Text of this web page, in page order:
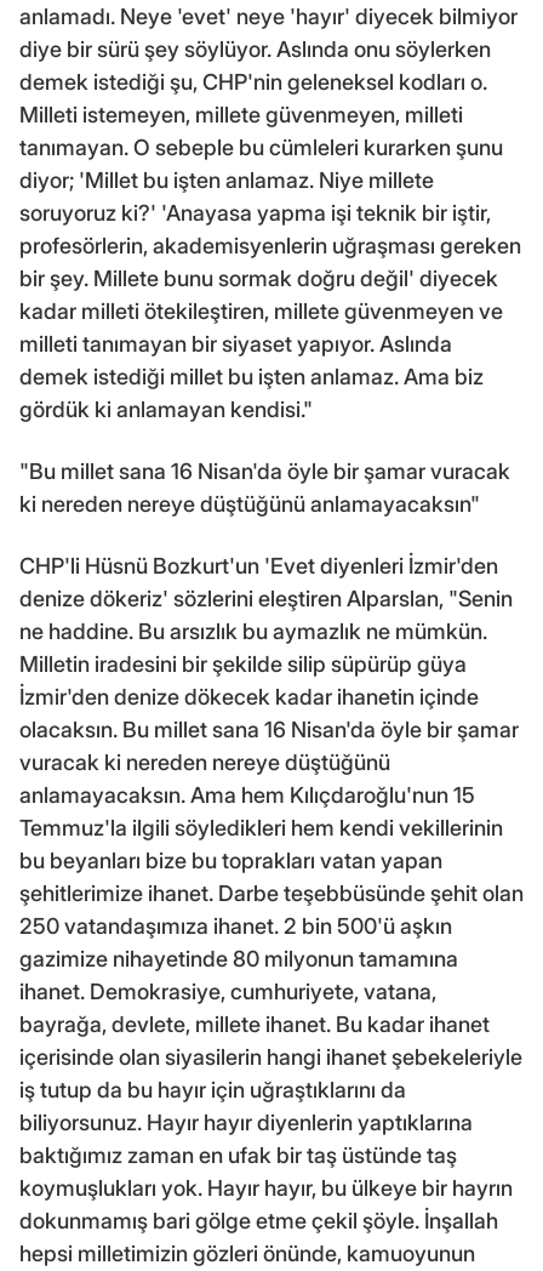
anlamadı. Neye 'evet' neye 'hayır' diyecek bilmiyor
diye bir sürü şey söylüyor. Aslında onu söylerken
demek istediği şu, CHP'nin geleneksel kodları o.
Milleti istemeyen, millete güvenmeyen, milleti
tanımayan. O sebeple bu cümleleri kurarken şunu
diyor; 'Millet bu işten anlamaz. Niye millete
soruyoruz ki?' 'Anayasa yapma işi teknik bir iştir,
profesörlerin, akademisyenlerin uğraşması gereken
bir şey. Millete bunu sormak doğru değil' diyecek
kadar milleti ötekileştiren, millete güvenmeyen ve
milleti tanımayan bir siyaset yapıyor. Aslında
demek istediği millet bu işten anlamaz. Ama biz
gördük ki anlamayan kendisi."
"Bu millet sana 16 Nisan'da öyle bir şamar vuracak
ki nereden nereye düştüğünü anlamayacaksın"
CHP'li Hüsnü Bozkurt'un 'Evet diyenleri İzmir'den
denize dökeriz' sözlerini eleştiren Alparslan, "Senin
ne haddine. Bu arsızlık bu aymazlık ne mümkün.
Milletin iradesini bir şekilde silip süpürüp güya
İzmir'den denize dökecek kadar ihanetin içinde
olacaksın. Bu millet sana 16 Nisan'da öyle bir şamar
vuracak ki nereden nereye düştüğünü
anlamayacaksın. Ama hem Kılıçdaroğlu'nun 15
Temmuz'la ilgili söyledikleri hem kendi vekillerinin
bu beyanları bize bu toprakları vatan yapan
şehitlerimize ihanet. Darbe teşebbüsünde şehit olan
250 vatandaşımıza ihanet. 2 bin 500'ü aşkın
gazimize nihayetinde 80 milyonun tamamına
ihanet. Demokrasiye, cumhuriyete, vatana,
bayrağa, devlete, millete ihanet. Bu kadar ihanet
içerisinde olan siyasilerin hangi ihanet şebekeleriyle
iş tutup da bu hayır için uğraştıklarını da
biliyorsunuz. Hayır hayır diyenlerin yaptıklarına
baktığımız zaman en ufak bir taş üstünde taş
koymuşlukları yok. Hayır hayır, bu ülkeye bir hayrın
dokunmamış bari gölge etme çekil şöyle. İnşallah
hepsi milletimizin gözleri önünde, kamuoyunun